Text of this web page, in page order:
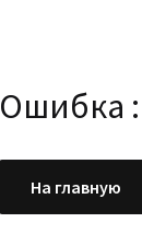
Ошибка
На главную